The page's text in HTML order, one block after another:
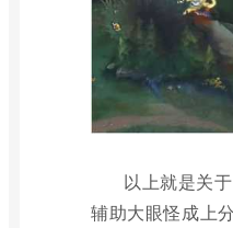
以上就是关
辅助大眼怪成上